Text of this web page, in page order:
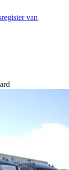
van